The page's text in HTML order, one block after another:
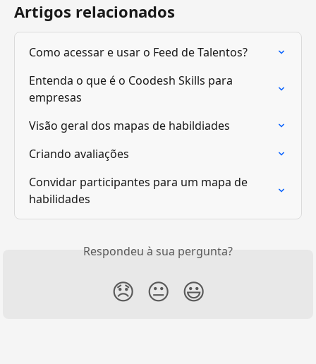
Artigos relacionados
Como acessar e usar o Feed de Talentos?
Entenda o que é o Coodesh Skills para
empresas
Visão geral dos mapas de habildiades
Criando avaliações
Convidar participantes para um mapa de
habilidades
Respondeu à sua pergunta?
😞 😐 😃